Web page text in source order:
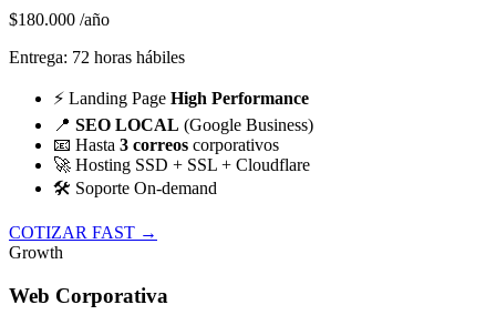
$180.000 /año
Entrega: 72 horas hábiles
⚡ Landing Page High Performance
📍 SEO LOCAL (Google Business)
📧 Hasta 3 correos corporativos
🚀 Hosting SSD + SSL + Cloudflare
🛠️ Soporte On-demand
COTIZAR FAST →
Growth
Web Corporativa